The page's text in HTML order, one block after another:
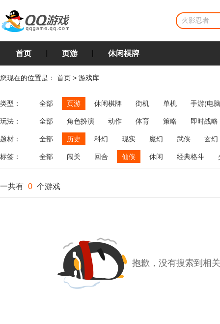
首页 页游 休闲棋牌
您现在的位置是： 首页 > 游戏库
类型： 全部 页游 休闲棋牌 街机 单机 手游(电
玩法： 全部 角色扮演 动作 体育 策略
即时战略
飞行
恋爱 第三人称射击 棋类 牌类 麻将
题材： 全部 历史 科幻 现实 魔幻 武侠 玄幻
标签： 全部 闯关 回合 仙侠 休闲 经典格斗
一共有 0 个游戏
抱歉，没有搜索到相